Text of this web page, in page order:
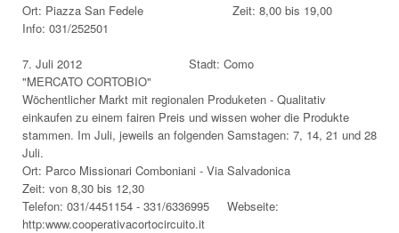
Ort: Piazza San Fedele Zeit: 8,00 bis 19,00
Info: 031/252501
7. Juli 2012 Stadt: Como
"MERCATO CORTOBIO"
Wöchentlicher Markt mit regionalen Produketen - Qualitativ
einkaufen zu einem fairen Preis und wissen woher die Produkte
stammen. Im Juli, jeweils an folgenden Samstagen: 7, 14, 21 und 28
Juli.
Ort: Parco Missionari Comboniani - Via Salvadonica
Zeit: von 8,30 bis 12,30
Telefon: 031/4451154 - 331/6336995 Webseite:
http:www.cooperativacortocircuito.it